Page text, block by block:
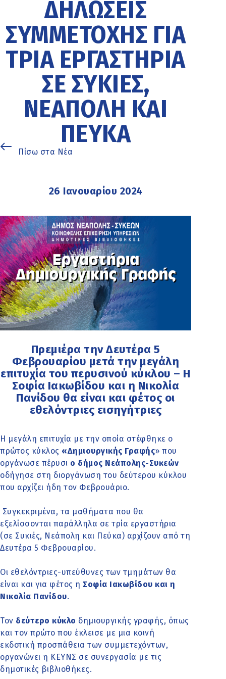
ΔΗΛΏΣΕΙΣ
ΣΥΜΜΕΤΟΧΉΣ ΓΙΑ
ΤΡΊΑ ΕΡΓΑΣΤΉΡΙΑ
ΣΕ ΣΥΚΙΈΣ,
ΝΕΆΠΟΛΗ ΚΑΙ
ΠΕΎΚΑ
Πίσω στα Νέα
26 Ιανουαρίου 2024
Πρεμιέρα την Δευτέρα 5
Φεβρουαρίου μετά την μεγάλη
επιτυχία του περυσινού κύκλου – Η
Σοφία Ιακωβίδου και η Νικολία
Πανίδου θα είναι και φέτος οι
εθελόντριες εισηγήτριες
Η μεγάλη επιτυχία με την οποία στέφθηκε ο
πρώτος κύκλος «Δημιουργικής Γραφής» που
οργάνωσε πέρυσι ο δήμος Νεάπολης-Συκεών
οδήγησε στη διοργάνωση του δεύτερου κύκλου
που αρχίζει ήδη τον Φεβρουάριο.
Συγκεκριμένα, τα μαθήματα που θα
εξελίσσονται παράλληλα σε τρία εργαστήρια
(σε Συκιές, Νεάπολη και Πεύκα) αρχίζουν από τη
Δευτέρα 5 Φεβρουαρίου.
Οι εθελόντριες-υπεύθυνες των τμημάτων θα
είναι και για φέτος η Σοφία Ιακωβίδου και η
Νικολία Πανίδου.
Τον δεύτερο κύκλο δημιουργικής γραφής, όπως
και τον πρώτο που έκλεισε με μια κοινή
εκδοτική προσπάθεια των συμμετεχόντων,
οργανώνει η ΚΕΥΝΣ σε συνεργασία με τις
δημοτικές βιβλιοθήκες.